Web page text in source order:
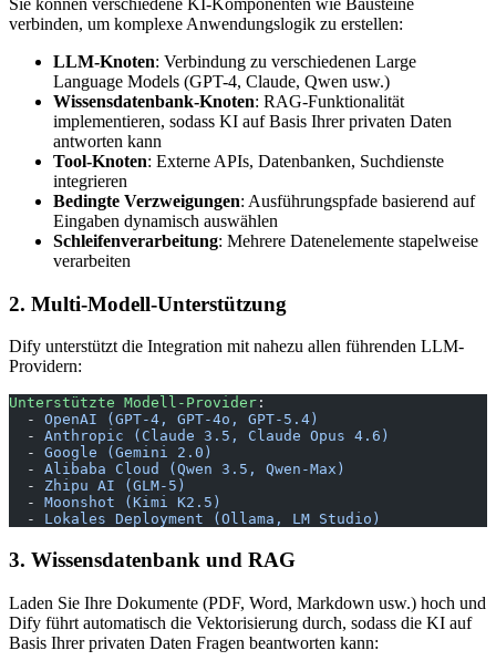
verbinden, um komplexe Anwendungslogik zu erstellen:
LLM-Knoten: Verbindung zu verschiedenen Large
Language Models (GPT-4, Claude, Qwen usw.)
Wissensdatenbank-Knoten: RAG-Funktionalität
implementieren, sodass KI auf Basis Ihrer privaten Daten
antworten kann
Tool-Knoten: Externe APIs, Datenbanken, Suchdienste
integrieren
Bedingte Verzweigungen: Ausführungspfade basierend auf
Eingaben dynamisch auswählen
Schleifenverarbeitung: Mehrere Datenelemente stapelweise
verarbeiten
2. Multi-Modell-Unterstützung
Dify unterstützt die Integration mit nahezu allen führenden LLM-
Providern:
Unterstützte Modell-Provider :
  -
OpenAI (GPT-4, GPT-4o, GPT-5.4)
  -
Anthropic (Claude 3.5, Claude Opus 4.6)
  -
Google (Gemini 2.0)
  -
Alibaba Cloud (Qwen 3.5, Qwen-Max)
  -
Zhipu AI (GLM-5)
  -
Moonshot (Kimi K2.5)
  -
Lokales Deployment (Ollama, LM Studio)
3. Wissensdatenbank und RAG
Laden Sie Ihre Dokumente (PDF, Word, Markdown usw.) hoch und
Dify führt automatisch die Vektorisierung durch, sodass die KI auf
Basis Ihrer privaten Daten Fragen beantworten kann: